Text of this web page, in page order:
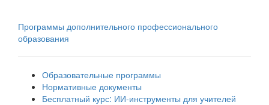
Программы дополнительного профессионального
образования
Образовательные программы
Нормативные документы
Бесплатный курс: ИИ‑инструменты для учителей